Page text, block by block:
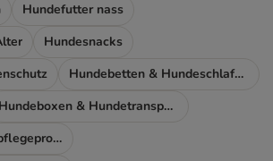
Hundefutter nass
Hundesnacks
Hundebetten & Hundeschlafplatz
Hundeboxen & Hundetransport
Fellpflege & Hundepflegeprodukte